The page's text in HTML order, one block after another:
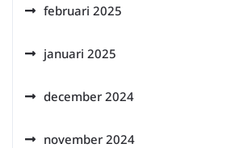
februari 2025
januari 2025
december 2024
november 2024